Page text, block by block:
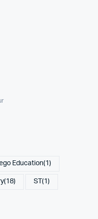
Education(1)
(18) ST(1)